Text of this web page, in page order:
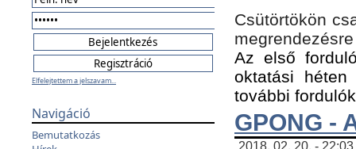
Elfelejtettem a jelszavam...
Navigáció
Bemutatkozás
Csütörtökön
Az első
oktatási
további
GPONG -
2018. 02. 20. -